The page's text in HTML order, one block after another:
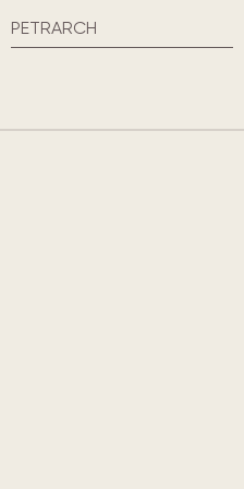
GIOTTO DI BONDONE